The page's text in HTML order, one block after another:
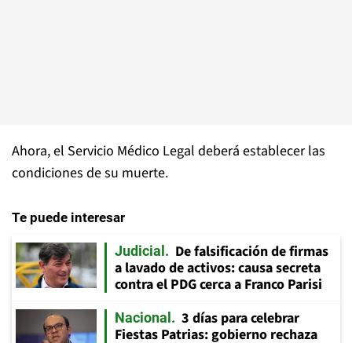
Ahora, el Servicio Médico Legal deberá establecer las
condiciones de su muerte.
Te puede interesar
Judicial
De falsificación de firmas
a lavado de activos: causa secreta
contra el PDG cerca a Franco Parisi
Nacional
3 días para celebrar
Fiestas Patrias: gobierno rechaza